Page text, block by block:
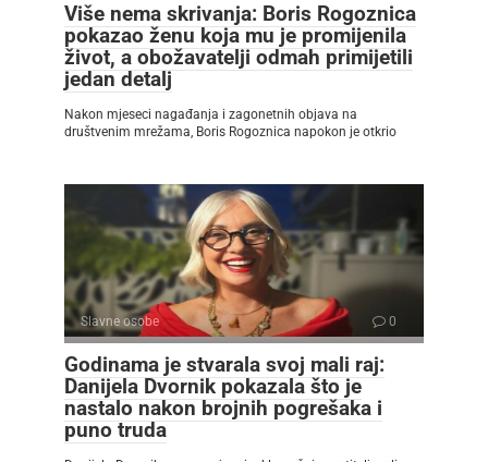
Više nema skrivanja: Boris Rogoznica
pokazao ženu koja mu je promijenila
život, a obožavatelji odmah primijetili
jedan detalj
Nakon mjeseci nagađanja i zagonetnih objava na
društvenim mrežama, Boris Rogoznica napokon je otkrio
Slavne osobe 0
Godinama je stvarala svoj mali raj:
Danijela Dvornik pokazala što je
nastalo nakon brojnih pogrešaka i
puno truda